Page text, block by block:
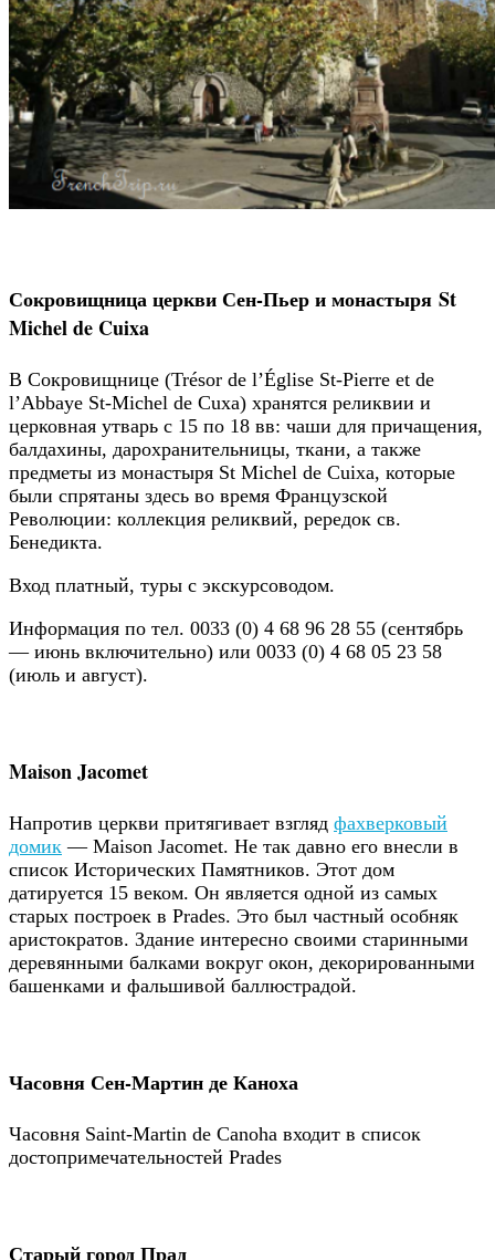
Сокровищница церкви Сен-Пьер и монастыря St
Michel de Cuixa
В Сокровищнице (Trésor de l’Église St-Pierre et de
l’Abbaye St-Michel de Cuxa) хранятся реликвии и
церковная утварь с 15 по 18 вв: чаши для причащения,
балдахины, дарохранительницы, ткани, а также
предметы из монастыря St Michel de Cuixa, которые
были спрятаны здесь во время Французской
Революции: коллекция реликвий, рередок св.
Бенедикта.
Вход платный, туры с экскурсоводом.
Информация по тел. 0033 (0) 4 68 96 28 55 (сентябрь
— июнь включительно) или 0033 (0) 4 68 05 23 58
(июль и август).
Maison Jacomet
Напротив церкви притягивает взгляд фахверковый
домик — Maison Jacomet. Не так давно его внесли в
список Исторических Памятников. Этот дом
датируется 15 веком. Он является одной из самых
старых построек в Prades. Это был частный особняк
аристократов. Здание интересно своими старинными
деревянными балками вокруг окон, декорированными
башенками и фальшивой баллюстрадой.
Часовня Сен-Мартин де Каноха
Часовня Saint-Martin de Canoha входит в список
достопримечательностей Prades
Старый город Прад